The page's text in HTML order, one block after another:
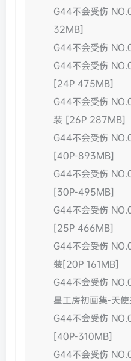
G44不会受伤
32MB]
G44不会受伤
G44不会受伤
[24P 475MB]
G44不会受伤
装 [26P 287MB]
G44不会受伤
[40P-893MB]
G44不会受伤
[30P-495MB]
G44不会受伤
[25P 466MB]
G44不会受伤
装[20P 161MB]
G44不会受伤
星工房初画集-天
G44不会受伤
[40P-310MB]
G44不会受伤